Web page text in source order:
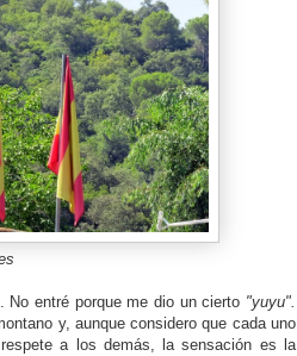
entré porque me dio un cierto "yuyu".
y, aunque considero que cada uno
a los demás, la sensación es la